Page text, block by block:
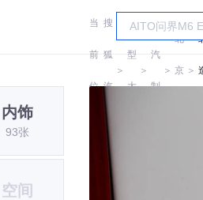
当
前
位
搜
狐
汽
车
＞
车
型
大
＞
北
汽
制
＞
北
京 ＞
内饰
93张
空间